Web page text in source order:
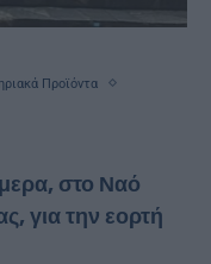
Προϊόντα
στο Ναό
για την εορτή